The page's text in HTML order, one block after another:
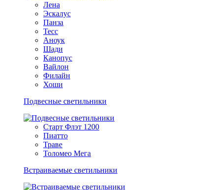
Лена
Эскалус
Панза
Тесс
Аноук
Шади
Канопус
Вайлон
Филайн
Хоши
Подвесные светильники
Старт Флэт 1200
Пиатто
Траве
Толомео Мега
Встраиваемые светильники